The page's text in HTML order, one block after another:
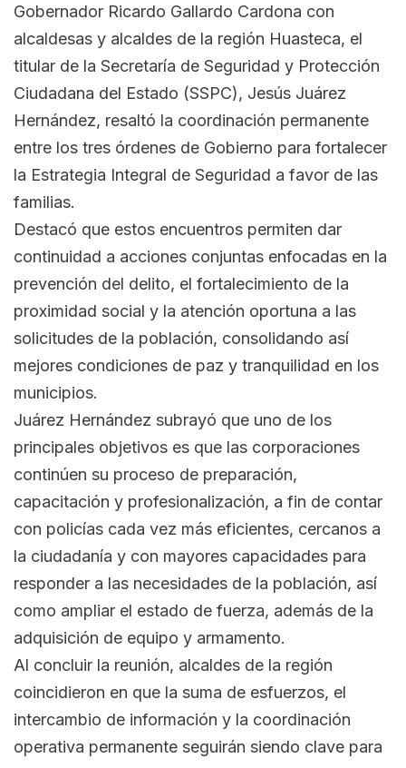
Gobernador Ricardo Gallardo Cardona con
alcaldesas y alcaldes de la región Huasteca, el
titular de la Secretaría de Seguridad y Protección
Ciudadana del Estado (SSPC), Jesús Juárez
Hernández, resaltó la coordinación permanente
entre los tres órdenes de Gobierno para fortalecer
la Estrategia Integral de Seguridad a favor de las
familias.
Destacó que estos encuentros permiten dar
continuidad a acciones conjuntas enfocadas en la
prevención del delito, el fortalecimiento de la
proximidad social y la atención oportuna a las
solicitudes de la población, consolidando así
mejores condiciones de paz y tranquilidad en los
municipios.
Juárez Hernández subrayó que uno de los
principales objetivos es que las corporaciones
continúen su proceso de preparación,
capacitación y profesionalización, a fin de contar
con policías cada vez más eficientes, cercanos a
la ciudadanía y con mayores capacidades para
responder a las necesidades de la población, así
como ampliar el estado de fuerza, además de la
adquisición de equipo y armamento.
Al concluir la reunión, alcaldes de la región
coincidieron en que la suma de esfuerzos, el
intercambio de información y la coordinación
operativa permanente seguirán siendo clave para